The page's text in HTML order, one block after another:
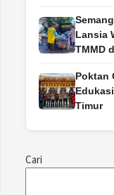
Lansia
TMMD
Poktan
Timur
Cari